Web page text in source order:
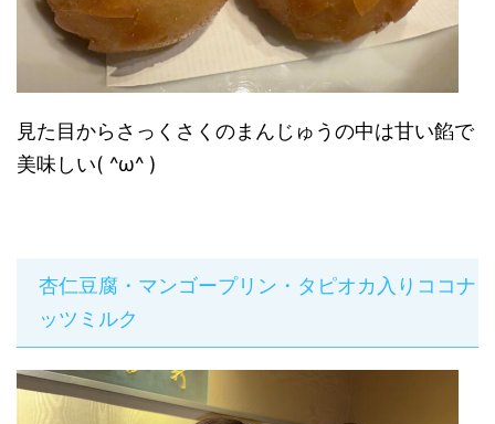
見た目からさっくさくのまんじゅうの中は甘い餡で
美味しい( ^ω^ )
杏仁豆腐・マンゴープリン・タピオカ入りココナ
ッツミルク